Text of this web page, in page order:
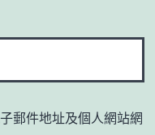
郵件地址及個人網站網